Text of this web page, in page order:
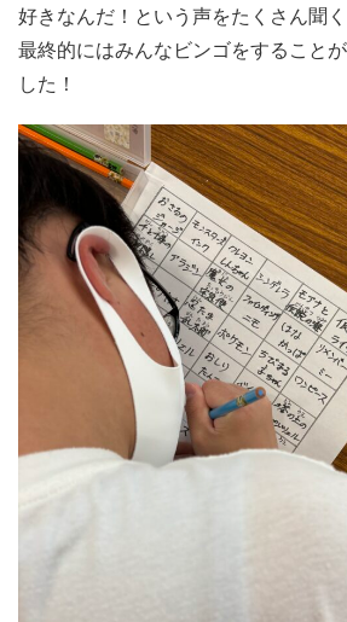
好きなんだ！という声をたくさん聞
最終的にはみんなビンゴをすること
した！